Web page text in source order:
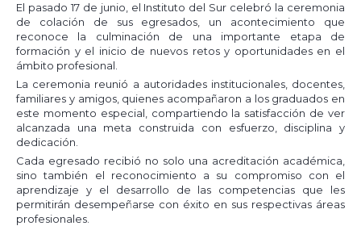
El pasado 17 de junio, el Instituto del Sur celebró la ceremonia
de colación de sus egresados, un acontecimiento que
reconoce la culminación de una importante etapa de
formación y el inicio de nuevos retos y oportunidades en el
ámbito profesional.
La ceremonia reunió a autoridades institucionales, docentes,
familiares y amigos, quienes acompañaron a los graduados en
este momento especial, compartiendo la satisfacción de ver
alcanzada una meta construida con esfuerzo, disciplina y
dedicación.
Cada egresado recibió no solo una acreditación académica,
sino también el reconocimiento a su compromiso con el
aprendizaje y el desarrollo de las competencias que les
permitirán desempeñarse con éxito en sus respectivas áreas
profesionales.